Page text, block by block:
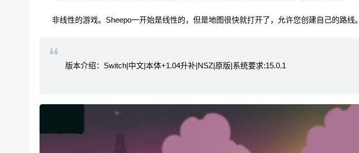
非线性的游戏。Sheepo一开始是线性的，但是地图很快就打开了，允许您创建自己的路线。
版本介绍：Switch|中文|本体+1.04升补|NSZ|原版|系统要求:15.0.1